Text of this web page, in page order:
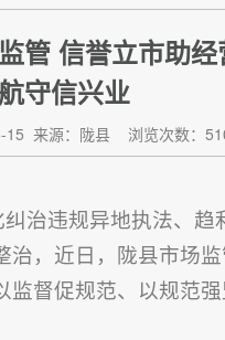
管 信誉立市助
守信兴业
15 来源：陇县 浏览次数：
治违规异地执法、
治，近日，陇县市场
监督促规范、以规范